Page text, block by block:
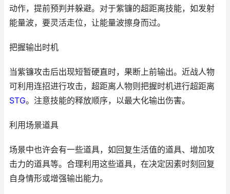
动作，提前预判并躲避。对于紫镰的超距离技能，如发射
能量波，要灵活走位，让能量波擦身而过。
把握输出时机
当紫镰攻击后出现短暂硬直时，果断上前输出。近战人物
可利用连招进行攻击，超距离人物则把握时机进行超距离
STG。注意技能的释放顺序，以最大化输出伤害。
利用场景道具
场景中也许会有一些道具，如回复生活值的道具、增加攻
击力的道具等。合理利用这些道具，在决定因素时刻回复
自身情形或增强输出能力。